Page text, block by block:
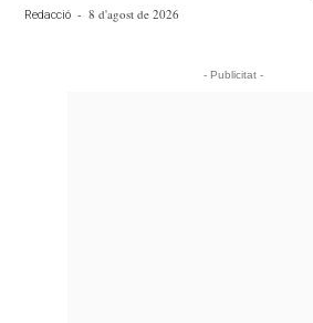
Redacció - 8 d'agost de 2026
- Publicitat -